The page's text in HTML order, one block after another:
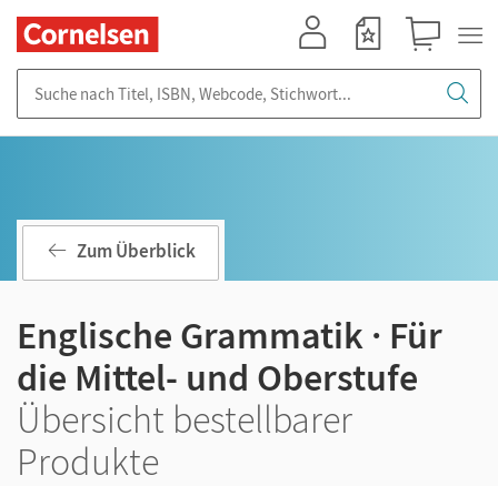
Zum Überblick
Englische Grammatik · Für
die Mittel- und Oberstufe
Übersicht bestellbarer
Produkte